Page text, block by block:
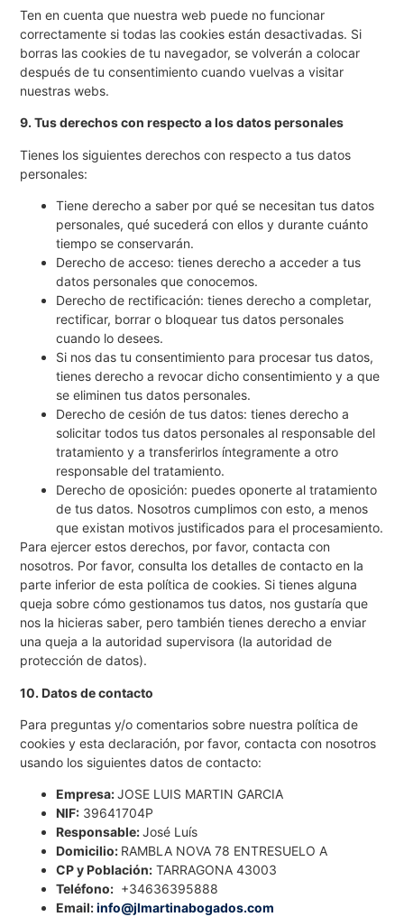
Ten en cuenta que nuestra web puede no funcionar
correctamente si todas las cookies están desactivadas. Si
borras las cookies de tu navegador, se volverán a colocar
después de tu consentimiento cuando vuelvas a visitar
nuestras webs.
9. Tus derechos con respecto a los datos personales
Tienes los siguientes derechos con respecto a tus datos
personales:
Tiene derecho a saber por qué se necesitan tus datos
personales, qué sucederá con ellos y durante cuánto
tiempo se conservarán.
Derecho de acceso: tienes derecho a acceder a tus
datos personales que conocemos.
Derecho de rectificación: tienes derecho a completar,
rectificar, borrar o bloquear tus datos personales
cuando lo desees.
Si nos das tu consentimiento para procesar tus datos,
tienes derecho a revocar dicho consentimiento y a que
se eliminen tus datos personales.
Derecho de cesión de tus datos: tienes derecho a
solicitar todos tus datos personales al responsable del
tratamiento y a transferirlos íntegramente a otro
responsable del tratamiento.
Derecho de oposición: puedes oponerte al tratamiento
de tus datos. Nosotros cumplimos con esto, a menos
que existan motivos justificados para el procesamiento.
Para ejercer estos derechos, por favor, contacta con
nosotros. Por favor, consulta los detalles de contacto en la
parte inferior de esta política de cookies. Si tienes alguna
queja sobre cómo gestionamos tus datos, nos gustaría que
nos la hicieras saber, pero también tienes derecho a enviar
una queja a la autoridad supervisora (la autoridad de
protección de datos).
10. Datos de contacto
Para preguntas y/o comentarios sobre nuestra política de
cookies y esta declaración, por favor, contacta con nosotros
usando los siguientes datos de contacto:
Empresa:JOSE LUIS MARTIN GARCIA
NIF: 39641704P
Responsable:José Luís
Domicilio: RAMBLA NOVA 78 ENTRESUELO A
CP y Población: TARRAGONA 43003
Teléfono: +34636395888
Email:info@jlmartinabogados.com